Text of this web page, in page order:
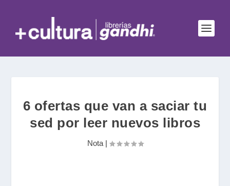
6 ofertas que van a saciar tu
sed por leer nuevos libros
Nota|